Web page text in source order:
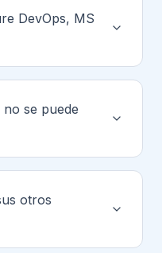
DevOps, MS
se puede
otros